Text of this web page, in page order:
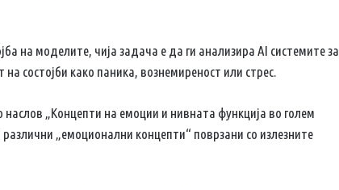
на моделите, чија задача е да ги анализира AI системите за
состојби како паника, вознемиреност или стрес.
„Концепти на емоции и нивната функција во голем
„емоционални концепти“ поврзани со излезните